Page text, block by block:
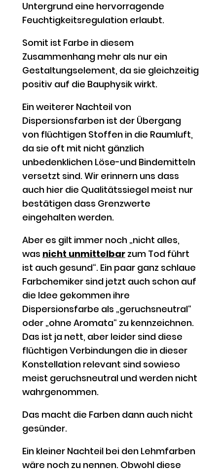
Untergrund eine hervorragende
Feuchtigkeitsregulation erlaubt.
Somit ist Farbe in diesem
Zusammenhang mehr als nur ein
Gestaltungselement, da sie gleichzeitig
positiv auf die Bauphysik wirkt.
Ein weiterer Nachteil von
Dispersionsfarben ist der Übergang
von flüchtigen Stoffen in die Raumluft,
da sie oft mit nicht gänzlich
unbedenklichen Löse-und Bindemitteln
versetzt sind. Wir erinnern uns dass
auch hier die Qualitätssiegel meist nur
bestätigen dass Grenzwerte
eingehalten werden.
Aber es gilt immer noch „nicht alles,
was nicht unmittelbarzum Tod führt
ist auch gesund“. Ein paar ganz schlaue
Farbchemiker sind jetzt auch schon auf
die Idee gekommen ihre
Dispersionsfarbe als „geruchsneutral“
oder „ohne Aromata“ zu kennzeichnen.
Das ist ja nett, aber leider sind diese
flüchtigen Verbindungen die in dieser
Konstellation relevant sind sowieso
meist geruchsneutral und werden nicht
wahrgenommen.
Das macht die Farben dann auch nicht
gesünder.
Ein kleiner Nachteil bei den Lehmfarben
wäre noch zu nennen. Obwohl diese